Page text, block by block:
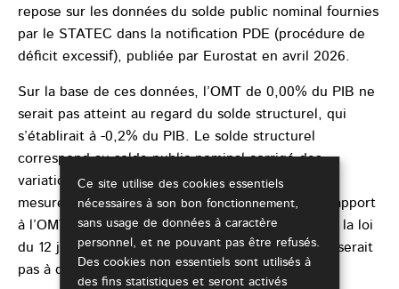
Ce site utilise des cookies essentiels
nécessaires à son bon fonctionnement,
sans usage de données à caractère
personnel, et ne pouvant pas être refusés.
Des cookies non essentiels sont utilisés à
des fins statistiques et seront activés
repose sur les données du solde public nominal fournies
par le STATEC dans la notification PDE (procédure de
déficit excessif), publiée par Eurostat en avril 2026.
Sur la base de ces données, l’OMT de 0,00% du PIB ne
serait pas atteint au regard du solde structurel, qui
s’établirait à -0,2% du PIB. Le solde structurel
correspond au solde public nominal corrigé des
variations conjoncturelles et déduction faite des
mesures ponctuelles et temporaires. L’écart par rapport
à l’OMT n’étant pas jugé important aux termes de la loi
du 12 juillet 2014, le mécanisme de correction ne serait
pas à déclencher par le Gouvernement.